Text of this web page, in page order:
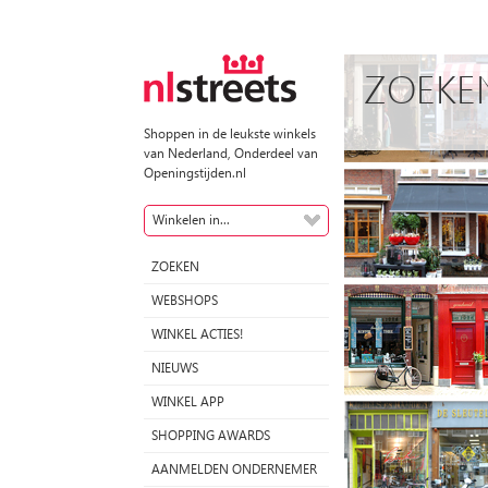
Shoppen in de leukste winkels
van Nederland, Onderdeel van
Openingstijden.nl
Winkelen in...
ZOEKEN
WEBSHOPS
WINKEL ACTIES!
NIEUWS
WINKEL APP
SHOPPING AWARDS
AANMELDEN ONDERNEMER